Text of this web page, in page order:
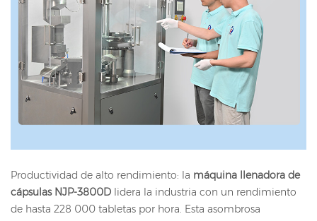
Productividad de alto rendimiento: la máquina llenadora de
cápsulas NJP-3800D lidera la industria con un rendimiento
de hasta 228 000 tabletas por hora. Esta asombrosa